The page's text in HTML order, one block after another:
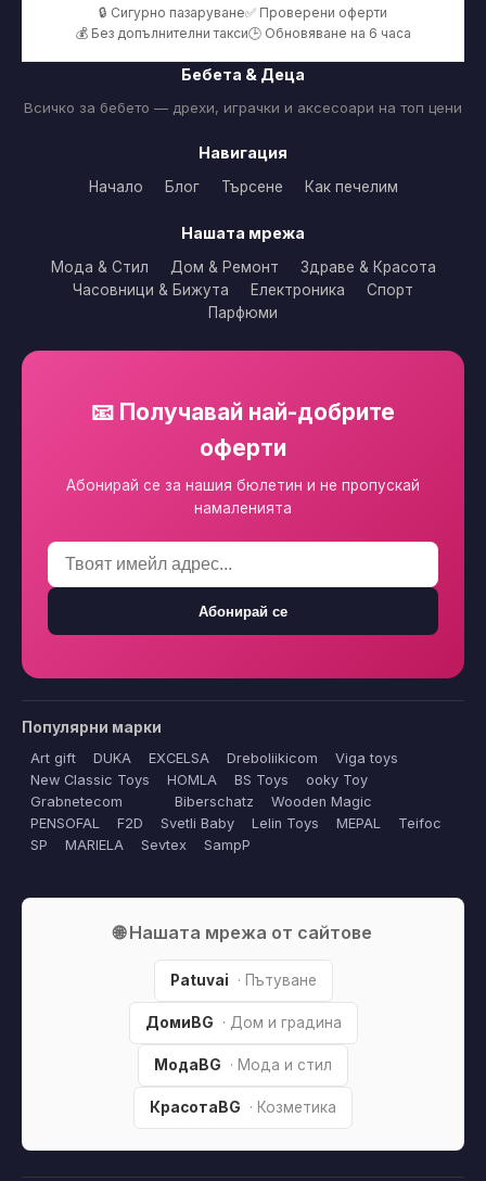
🔒 Сигурно пазаруване✅ Проверени оферти
💰 Без допълнителни такси🕒 Обновяване на 6 часа
Бебета & Деца
Всичко за бебето — дрехи, играчки и аксесоари на топ цени
Навигация
Начало Блог Търсене Как печелим
Нашата мрежа
Мода & Стил Дом & Ремонт
Здраве & Красота
Часовници & Бижута
Електроника
Спорт
Парфюми
📧 Получавай най-добрите
оферти
Абонирай се за нашия бюлетин и не пропускай
намаленията
Абонирай се
Популярни марки
Art gift DUKA EXCELSA Dreboliikicom
Viga toys
New Classic Toys
HOMLA BS Toys
ooky Toy
Grabnetecom
Biberschatz
Wooden Magic
PENSOFAL
F2D Svetli Baby Lelin Toys MEPAL
Teifoc
SP
MARIELA Sevtex SampP
🌐 Нашата мрежа от сайтове
Patuvai · Пътуване
ДомиBG · Дом и градина
МодаBG · Мода и стил
КрасотаBG · Козметика